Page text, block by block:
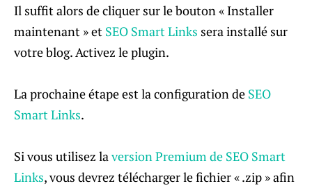
Il suffit alors de cliquer sur le bouton « Installer
maintenant » et SEO Smart Links sera installé sur
votre blog. Activez le plugin.
La prochaine étape est la configuration de SEO
Smart Links.
Si vous utilisez laversion Premium de SEO Smart
Links, vous devrez télécharger le fichier « .zip » afin